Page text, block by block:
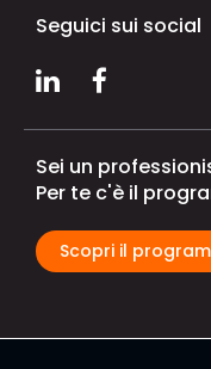
Seguici sui social
Sei un
Per te c'è il
Scopri il